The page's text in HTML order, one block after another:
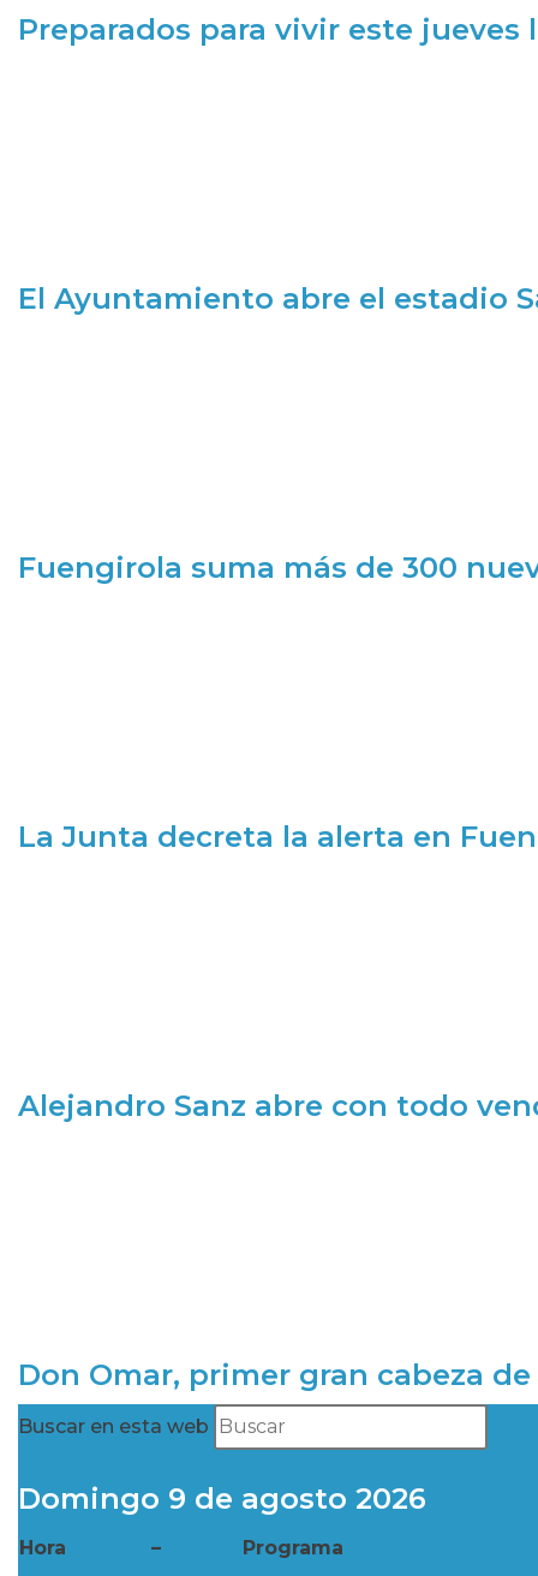
Preparados para vivir este jueves
El Ayuntamiento abre el estadio
Fuengirola suma más de 300
La Junta decreta la alerta en
Alejandro Sanz abre con todo
Don Omar, primer gran cabeza
Buscar en esta web
Domingo 9 de agosto 2026
Hora –
Programa